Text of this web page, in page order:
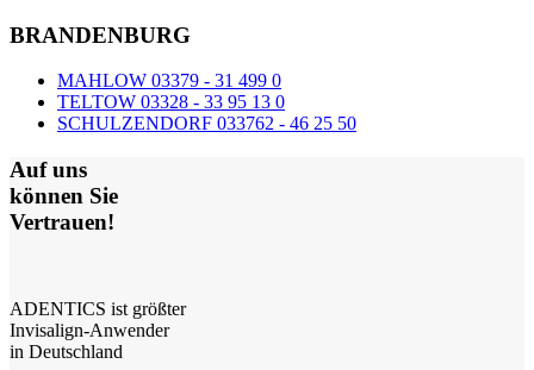
BRANDENBURG
MAHLOW 03379 - 31 499 0
TELTOW 03328 - 33 95 13 0
SCHULZENDORF 033762 - 46 25 50
Auf uns
können Sie
Vertrauen!
ADENTICS ist größter
Invisalign-Anwender
in Deutschland